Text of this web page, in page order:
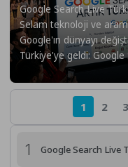
Google Search Live
Selam teknoloji ve
Google'ın dünyayı
Türkiye'ye geldi: Google
1 2 3
1 Google Search Live